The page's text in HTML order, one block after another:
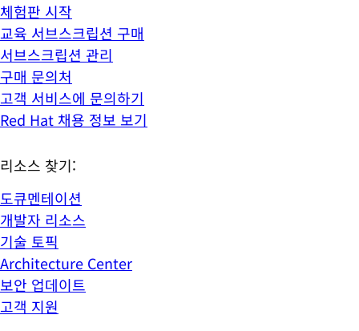
체험판 시작
교육 서브스크립션 구매
서브스크립션 관리
구매 문의처
고객 서비스에 문의하기
Red Hat 채용 정보 보기
리소스 찾기:
도큐멘테이션
개발자 리소스
기술 토픽
Architecture Center
보안 업데이트
고객 지원